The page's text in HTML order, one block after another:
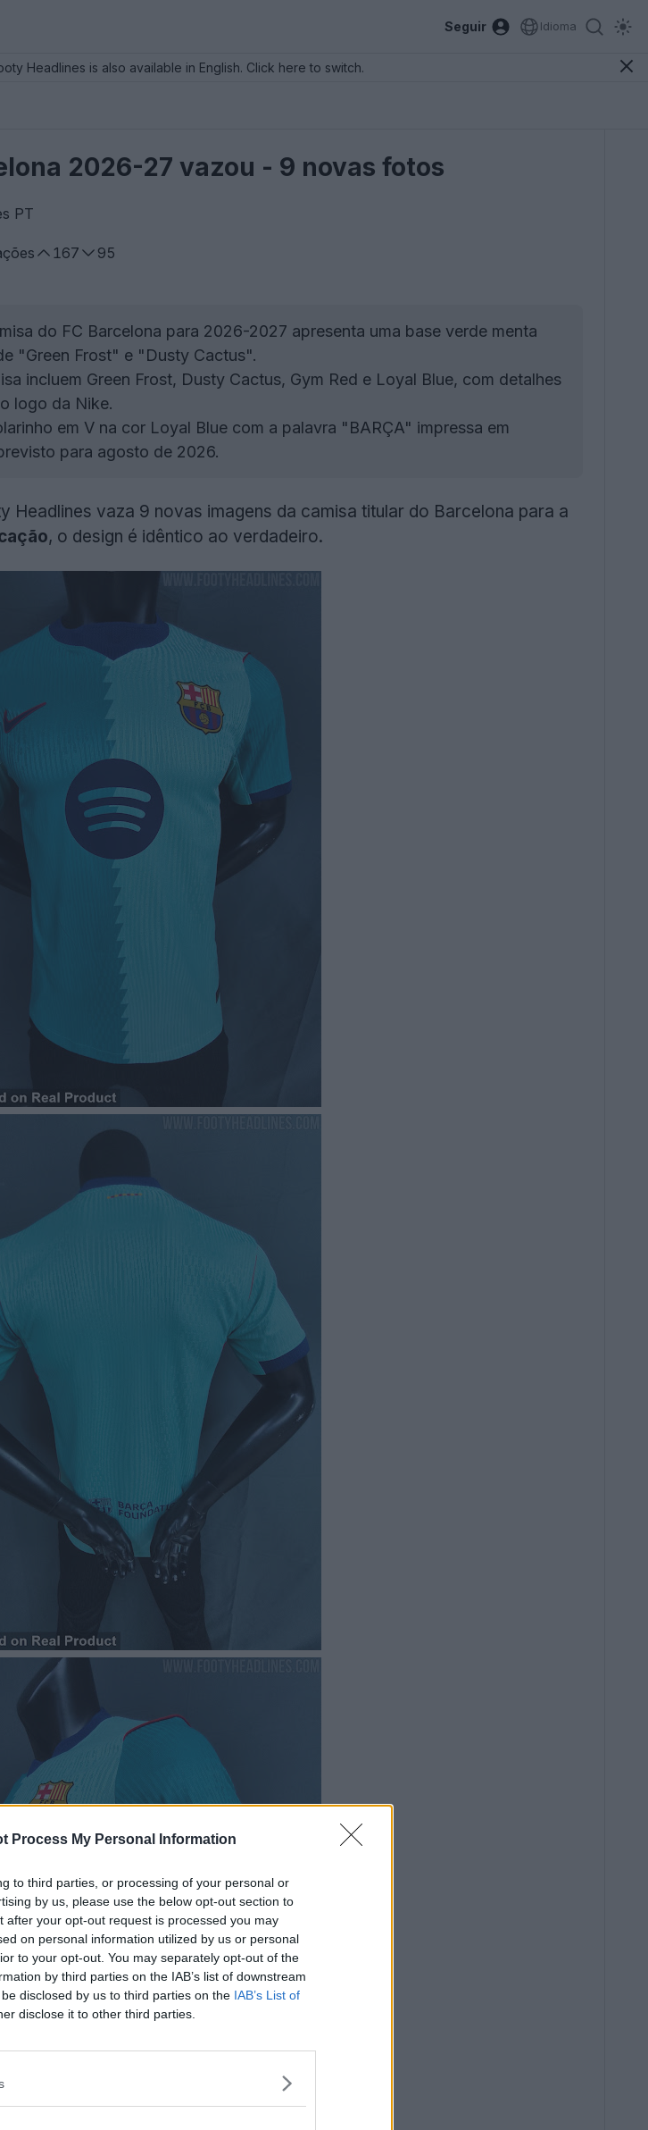
Process My Personal Information
to third parties, or processing of your personal or
by us, please use the below opt-out section to
after your opt-out request is processed you may
on personal information utilized by us or personal
to your opt-out. You may separately opt-out of the
by third parties on the IAB’s list of downstream
disclosed by us to third parties on the IAB’s List of
disclose it to other third parties.
Seguir Idioma
Headlines is also available in English. Click here to switch.
2026-27 vazou - 9 novas fotos
PT
167
95
do FC Barcelona para 2026-2027 apresenta uma base verde menta
"Green Frost" e "Dusty Cactus".
incluem Green Frost, Dusty Cactus, Gym Red e Loyal Blue, com detalhes
logo da Nike.
em V na cor Loyal Blue com a palavra "BARÇA" impressa em
para agosto de 2026.
Headlines vaza 9 novas imagens da camisa titular do Barcelona para a
, o design é idêntico ao verdadeiro.